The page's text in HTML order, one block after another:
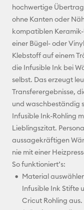
hochwertige
ohne Kanten oder
kompatiblen
einer Bügel- oder
Klebstoff auf einem
die Infusible Ink bei
selbst. Das erzeugt
Transferergebnisse,
und waschbeständig
Infusible Ink-Rohling
Lieblingszitat.
aussagekräftigen
nie mit einer
So funktioniert’s:
Material
Infusible Ink Stifte
Cricut Rohling aus.